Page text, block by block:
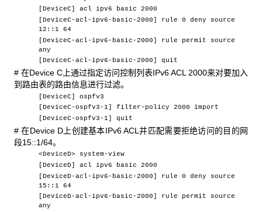
[DeviceC] acl ipv6 basic 2000
[DeviceC-acl-ipv6-basic-2000] rule 0 deny source
12::1 64
[DeviceC-acl-ipv6-basic-2000] rule permit source
any
[DeviceC-acl-ipv6-basic-2000] quit
# 在Device C上通过指定访问控制列表IPv6 ACL 2000来对要加入
到路由表的路由信息进行过滤。
[DeviceC] ospfv3
[DeviceC-ospfv3-1] filter-policy 2000 import
[DeviceC-ospfv3-1] quit
# 在Device D上创建基本IPv6 ACL并匹配需要拒绝访问的目的网
段15::1/64。
<DeviceD> system-view
[DeviceD] acl ipv6 basic 2000
[DeviceD-acl-ipv6-basic-2000] rule 0 deny source
15::1 64
[DeviceD-acl-ipv6-basic-2000] rule permit source
any